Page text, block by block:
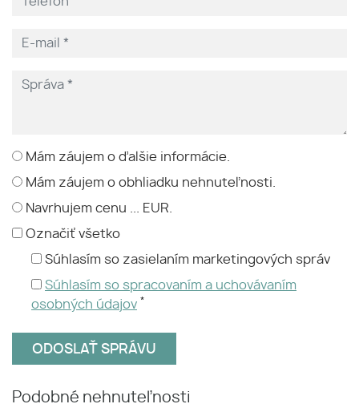
Mám záujem o ďalšie informácie.
Mám záujem o obhliadku nehnuteľnosti.
Navrhujem cenu ... EUR.
Označiť všetko
Súhlasím so zasielaním marketingových správ
Súhlasím so spracovaním a uchovávaním
osobných údajov *
Podobné nehnuteľnosti